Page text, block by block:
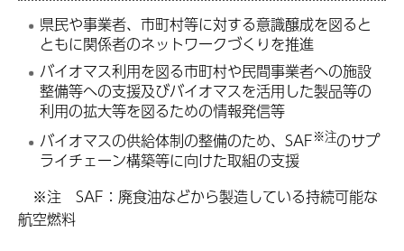
県民や事業者、市町村等に対する意識醸成を図ると
ともに関係者のネットワークづくりを推進
バイオマス利用を図る市町村や民間事業者への施設
整備等への支援及びバイオマスを活用した製品等の
利用の拡大等を図るための情報発信等
バイオマスの供給体制の整備のため、SAF※注のサプ
ライチェーン構築等に向けた取組の支援
※注 SAF：廃食油などから製造している持続可能な
航空燃料